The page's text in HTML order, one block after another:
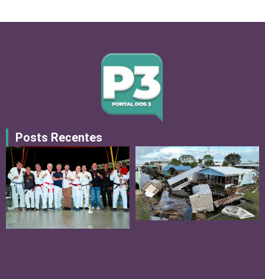
Posts Recentes